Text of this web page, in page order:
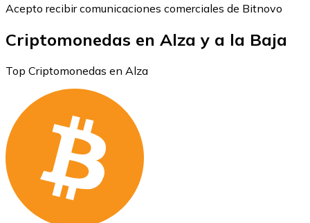
Acepto recibir comunicaciones comerciales de Bitnovo
Criptomonedas en Alza y a la Baja
Top Criptomonedas en Alza